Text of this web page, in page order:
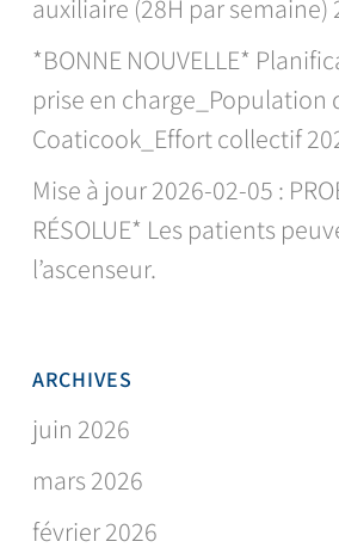
auxiliaire (28H par semaine)
*BONNE NOUVELLE*
prise en charge_Population
Coaticook_Effort collectif
Mise à jour 2026-02-05 :
RÉSOLUE* Les patients
l’ascenseur.
ARCHIVES
juin 2026
mars 2026
février 2026